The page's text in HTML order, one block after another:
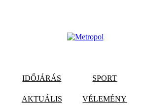
IDŐJÁRÁS SPORT
AKTUÁLIS VÉLEMÉNY